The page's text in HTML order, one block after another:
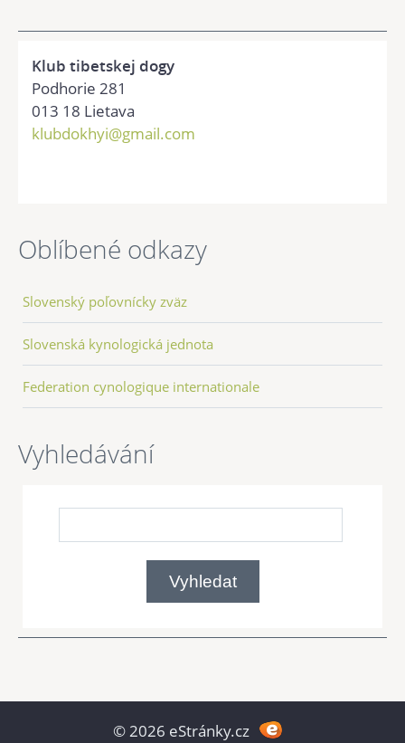
Klub tibetskej dogy
Podhorie 281
013 18 Lietava
klubdokhyi@gmail.com
Oblíbené odkazy
Slovenský poľovnícky zväz
Slovenská kynologická jednota
Federation cynologique internationale
Vyhledávání
© 2026 eStránky.cz